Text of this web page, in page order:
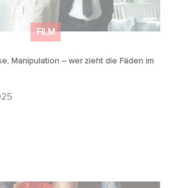
FILM
Manipulation – wer zieht die Fäden im